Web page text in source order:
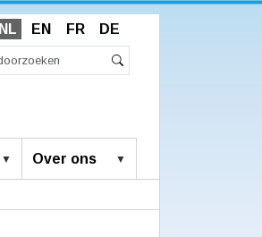
NL EN FR DE
Over ons